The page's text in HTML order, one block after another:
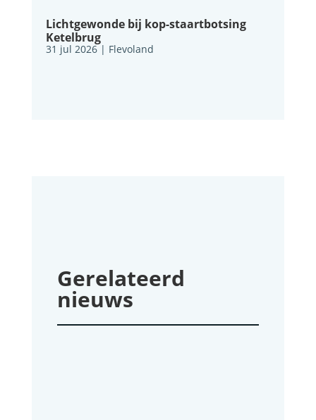
Lichtgewonde bij kop-staartbotsing
Ketelbrug
31 jul 2026| Flevoland
Gerelateerd
nieuws